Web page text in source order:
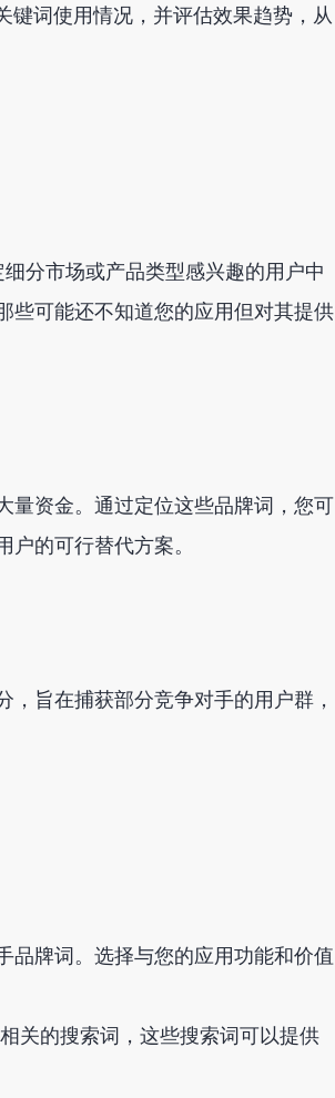
键词使用情况，并评估效果趋势，从
分市场或产品类型感兴趣的用户中
些可能还不知道您的应用但对其提供
量资金。通过定位这些品牌词，您可
的可行替代方案。
旨在捕获部分竞争对手的用户群，
品牌词。选择与您的应用功能和价值
关的搜索词，这些搜索词可以提供